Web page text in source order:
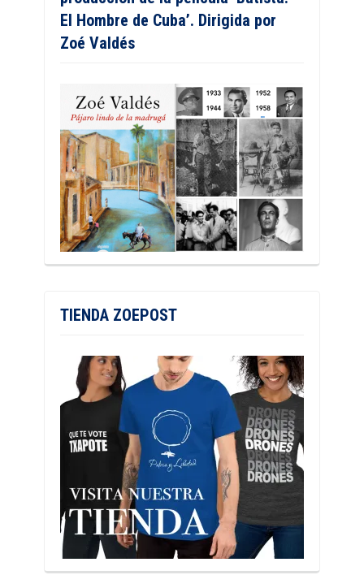
El Hombre de Cuba’. Dirigida por
Zoé Valdés
TIENDA ZOEPOST